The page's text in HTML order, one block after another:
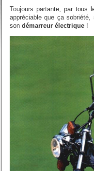
Toujours partante, par
appréciable que ça
son démarreur électrique !